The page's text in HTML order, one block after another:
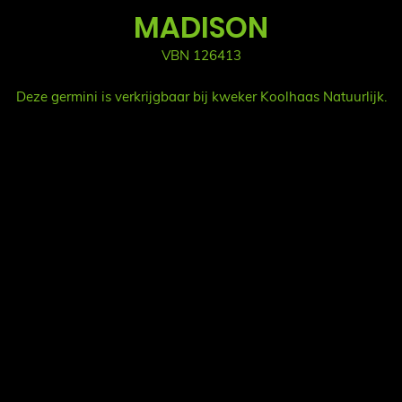
MADISON
VBN 126413
Deze germini is verkrijgbaar bij kweker Koolhaas Natuurlijk.